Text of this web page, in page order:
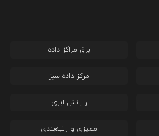
برق مراکز داده
مرکز داده سبز
رایانش ابری
ممیزی و رتبه‌بندی